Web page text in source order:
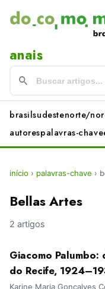
anais
brasilsudestenorte/
autorespalavras-chave
início › palavras-chave ›
Bellas Artes
2 artigos
Giacomo
do Recife,
Karine Maria Gonçalves